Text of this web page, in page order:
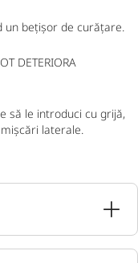
un bețișor de curățare.
DETERIORA
să le introduci cu grijă,
laterale.